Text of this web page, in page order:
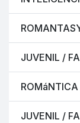
JUVENIL /
JUVENIL /